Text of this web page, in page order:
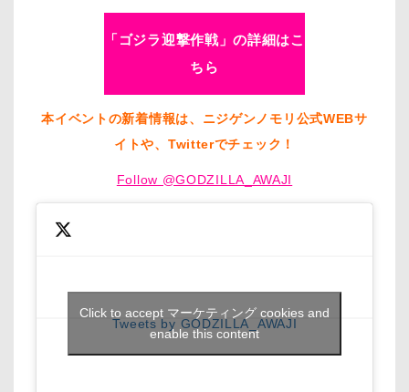
「ゴジラ迎撃作戦」の詳細はこ
ちら
本イベントの新着情報は、ニジゲンノモリ公式WEBサ
イトや、Twitterでチェック！
Follow @GODZILLA_AWAJI
Tweets by GODZILLA_AWAJI
Click to accept マーケティング cookies and
enable this content